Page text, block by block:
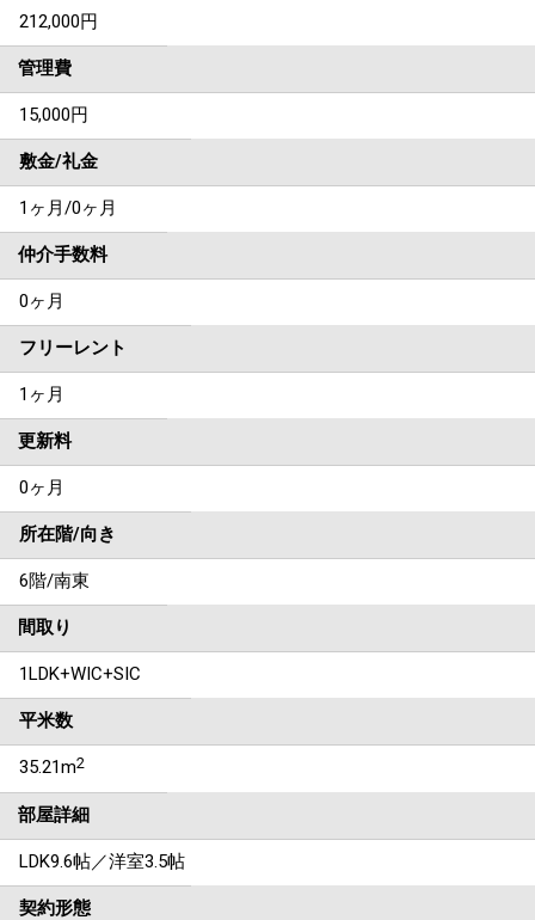
212,000円
管理費
15,000円
敷金/礼金
1ヶ月/0ヶ月
仲介手数料
0ヶ月
フリーレント
1ヶ月
更新料
0ヶ月
所在階/向き
6階/南東
間取り
1LDK+WIC+SIC
平米数
35.21m2
部屋詳細
LDK9.6帖／洋室3.5帖
契約形態